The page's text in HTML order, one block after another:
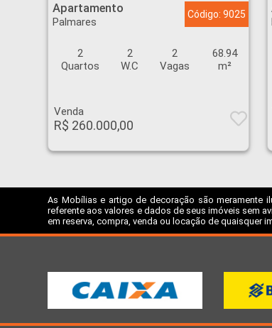
Apartamento
Palmares
Código: 9025
2
Quartos
2
W.C
2
Vagas
68.94
m²
Venda
R$ 260.000,00
As Mobílias e artigo de decoração são meramente
referente aos valores e dados de seus imóveis sem
em reserva, compra, venda ou locação de quaisquer